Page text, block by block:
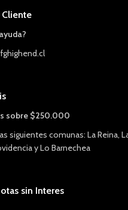
sobre $250.000
siguientes comunas: La Reina,
y Lo Barnechea
sin Interes